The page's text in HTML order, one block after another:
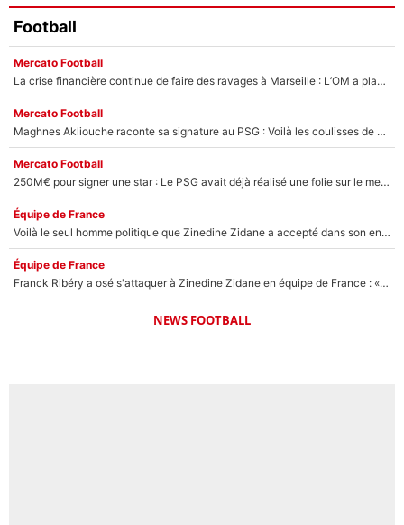
Football
Mercato Football
La crise financière continue de faire des ravages à Marseille : L’OM a placé 12 joueurs sur le marché des transferts… et ça pourrait lui rapporter près de 100M€ !
Mercato Football
Maghnes Akliouche raconte sa signature au PSG : Voilà les coulisses de son transfert de rêve à 50M€
Mercato Football
250M€ pour signer une star : Le PSG avait déjà réalisé une folie sur le mercato bien avant Neymar !
Équipe de France
Voilà le seul homme politique que Zinedine Zidane a accepté dans son entourage : «Je garde un très bon souvenir de lui»
Équipe de France
Franck Ribéry a osé s'attaquer à Zinedine Zidane en équipe de France : «Je n'aurais jamais fait ça»
NEWS FOOTBALL